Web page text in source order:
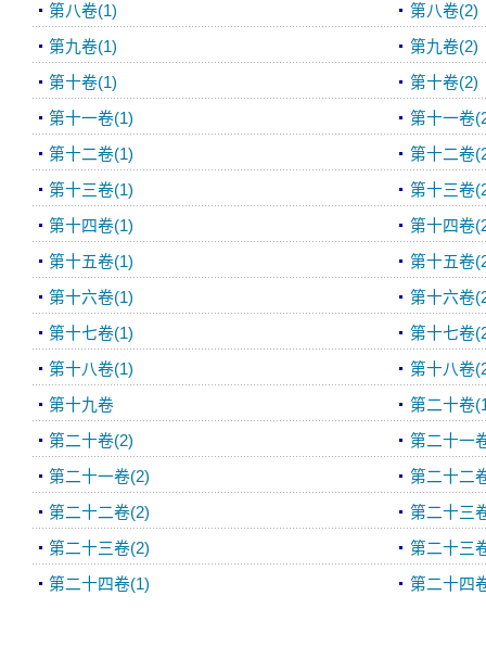
第八卷(1) 第八卷(2)
第九卷(1) 第九卷(2)
第十卷(1) 第十卷(2)
第十一卷(1) 第十一卷
第十二卷(1) 第十二卷
第十三卷(1) 第十三卷
第十四卷(1) 第十四卷
第十五卷(1) 第十五卷
第十六卷(1) 第十六卷
第十七卷(1) 第十七卷
第十八卷(1) 第十八卷
第十九卷 第二十卷
第二十卷(2) 第二十一
第二十一卷(2) 第二十二
第二十二卷(2) 第二十三
第二十三卷(2) 第二十三
第二十四卷(1) 第二十四